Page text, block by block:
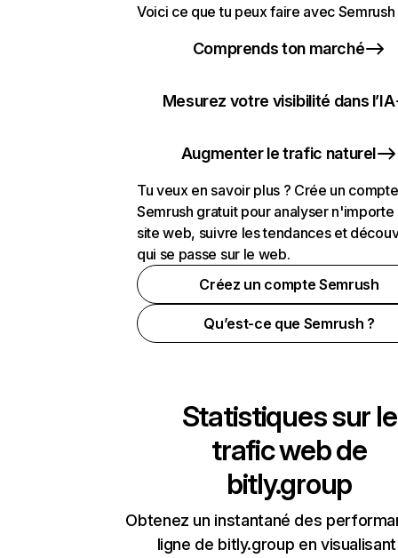
Voici ce que tu peux faire avec Semrush
Comprends ton marché
Mesurez votre visibilité dans l’IA
Augmenter le trafic naturel
Tu veux en savoir plus ? Crée un compte
Semrush gratuit pour analyser n'importe
site web, suivre les tendances et
qui se passe sur le web.
Créez un compte Semrush
Qu’est-ce que Semrush ?
Statistiques sur le
trafic web de
bitly.group
Obtenez un instantané des
ligne de bitly.group en